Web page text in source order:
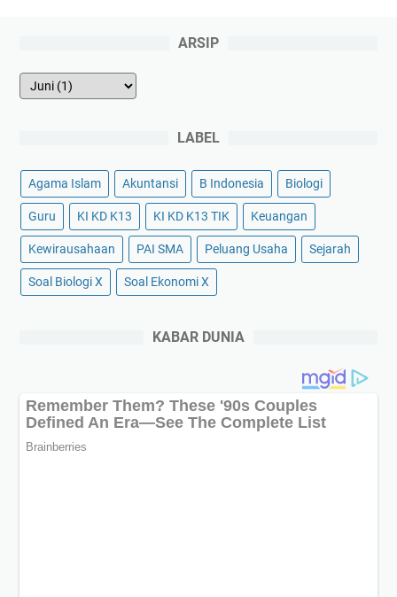
ARSIP
LABEL
Agama Islam Akuntansi B Indonesia Biologi
Guru KI KD K13 KI KD K13 TIK Keuangan
Kewirausahaan PAI SMA Peluang Usaha Sejarah
Soal Biologi X Soal Ekonomi X
KABAR DUNIA